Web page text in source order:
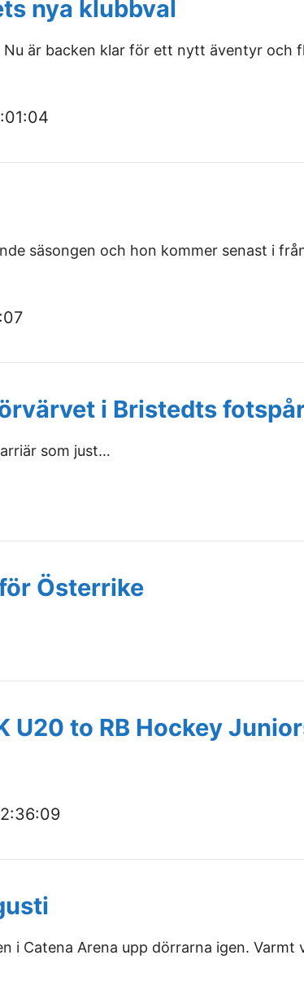
nya klubbval
är backen klar för ett nytt äventyr och
säsongen och hon kommer senast i
i Bristedts
som just…
Österrike
U20 to RB Hockey
i Catena Arena upp dörrarna igen. Varmt